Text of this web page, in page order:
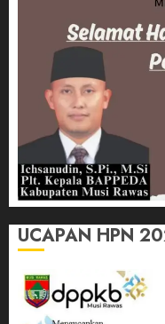
UCAPAN HPN